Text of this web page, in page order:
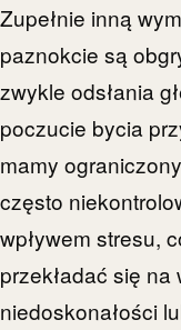
Zupełnie inną
paznokcie są
zwykle odsłania
poczucie bycia
mamy
często
wpływem stresu,
przekładać się
niedoskonałości